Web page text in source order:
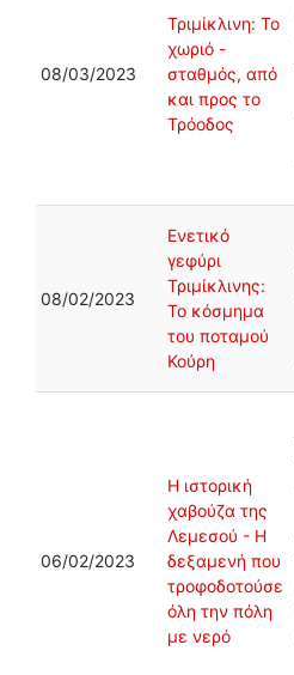
08/03/2023
Τριμίκλινη: Το
χωριό -
σταθμός, από
και προς το
Τρόοδος
08/02/2023
Ενετικό
γεφύρι
Τριμίκλινης:
Το κόσμημα
του ποταμού
Κούρη
06/02/2023
Η ιστορική
χαβούζα της
Λεμεσού - Η
δεξαμενή που
τροφοδοτούσε
όλη την πόλη
με νερό